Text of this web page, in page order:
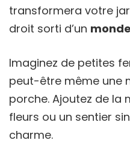
transformera votre
droit sorti d’un
Imaginez de petites
peut-être même une
porche. Ajoutez de la
fleurs ou un sentier
charme.